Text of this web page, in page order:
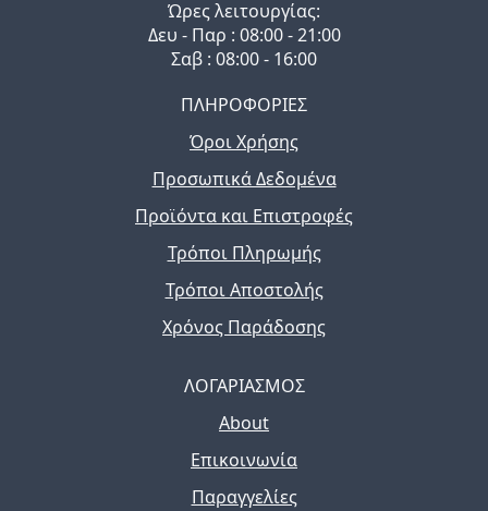
Ώρες λειτουργίας:
Δευ - Παρ : 08:00 - 21:00
Σαβ : 08:00 - 16:00
ΠΛΗΡΟΦΟΡΙΕΣ
Όροι Χρήσης
Προσωπικά Δεδομένα
Προϊόντα και Επιστροφές
Τρόποι Πληρωμής
Τρόποι Αποστολής
Χρόνος Παράδοσης
ΛΟΓΑΡΙΑΣΜΟΣ
About
Επικοινωνία
Παραγγελίες